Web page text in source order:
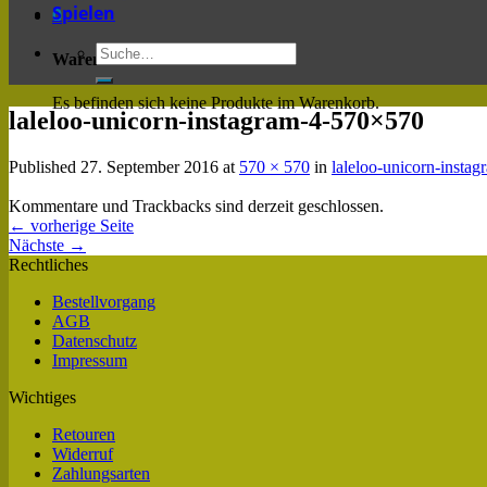
0
Warenkorb
Es befinden sich keine Produkte im Warenkorb.
Spielen
laleloo-unicorn-instagram-4-570×570
Published 27. September 2016 at 570 × 570 in laleloo-unicorn-
Kommentare und Trackbacks sind derzeit geschlossen.
← vorherige Seite
Nächste →
Rechtliches
Bestellvorgang
AGB
Datenschutz
Impressum
Wichtiges
Retouren
Widerruf
Zahlungsarten